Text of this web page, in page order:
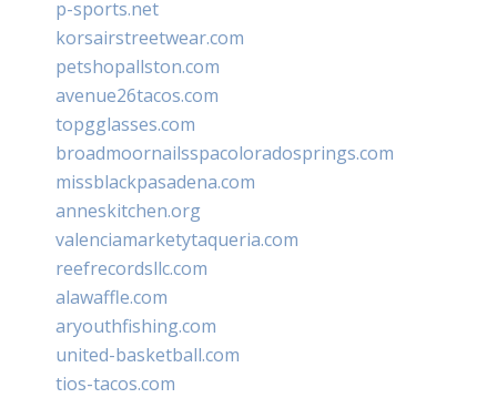
p-sports.net
korsairstreetwear.com
petshopallston.com
avenue26tacos.com
topgglasses.com
broadmoornailsspacoloradosprings.com
missblackpasadena.com
anneskitchen.org
valenciamarketytaqueria.com
reefrecordsllc.com
alawaffle.com
aryouthfishing.com
united-basketball.com
tios-tacos.com